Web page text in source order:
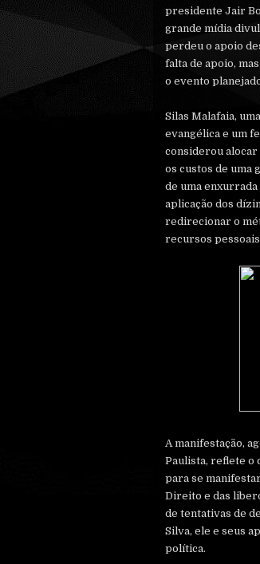
presidente Jair
grande mídia
perdeu o apoio
falta de apoio,
o evento
Silas Malafaia,
evangélica e um
considerou
os custos de uma
de uma
aplicação dos
redirecionar o
recursos pessoais
A manifestação,
Paulista, reflete o
para se
Direito e das
de tentativas de
Silva, ele e seus
política.